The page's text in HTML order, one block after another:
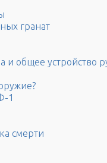
гранат
и общее устройство
1
смерти